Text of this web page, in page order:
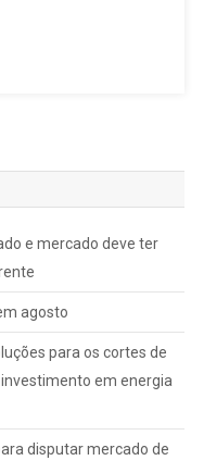
e mercado deve ter
agosto
para os cortes de
em energia
disputar mercado de